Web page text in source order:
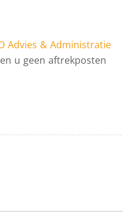
Advies & Administratie
u geen aftrekposten